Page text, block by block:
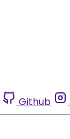
Github